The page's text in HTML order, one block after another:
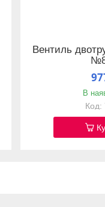
Вентиль
В